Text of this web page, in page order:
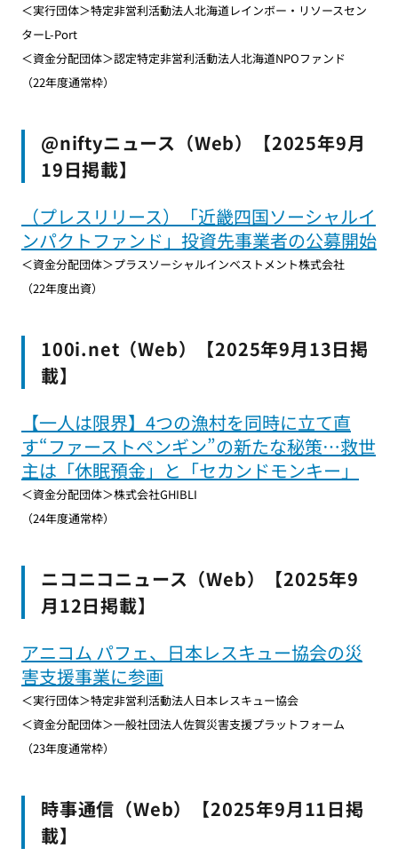
＜実行団体＞特定非営利活動法人北海道レインボー・リソースセン
ターL-Port
＜資金分配団体＞認定特定非営利活動法人北海道NPOファンド
（22年度通常枠）
@niftyニュース（Web）【2025年9月
19日掲載】
（プレスリリース）「近畿四国ソーシャルイ
ンパクトファンド」投資先事業者の公募開始
＜資金分配団体＞プラスソーシャルインベストメント株式会社
（22年度出資）
100i.net（Web）【2025年9月13日掲
載】
【一人は限界】4つの漁村を同時に立て直
す“ファーストペンギン”の新たな秘策…救世
主は「休眠預金」と「セカンドモンキー」
＜資金分配団体＞株式会社GHIBLI
（24年度通常枠）
ニコニコニュース（Web）【2025年9
月12日掲載】
アニコム パフェ、日本レスキュー協会の災
害支援事業に参画
＜実行団体＞特定非営利活動法人日本レスキュー協会
＜資金分配団体＞一般社団法人佐賀災害支援プラットフォーム
（23年度通常枠）
時事通信（Web）【2025年9月11日掲
載】